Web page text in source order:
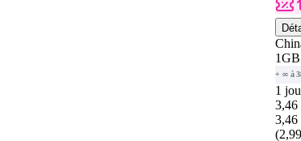
1GB
+ ∞ à
1
3,46
3,46